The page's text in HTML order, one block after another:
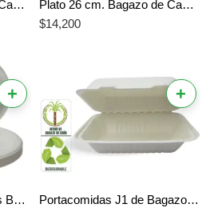
Plato 23 cm. Bagazo de Caña Biodegradable x 20 Unidades Plato 26 cm. Bagazo de Caña Biodegradable x 20 Unidades
$14,200
+
Plato 26 cm. 3 Divisiones Bagazo de Caña Biodegradable x 20 Unidades
+
Portacomidas J1 de Bagazo de Caña 900 ml 20 Unidades Biodegradable Compostable